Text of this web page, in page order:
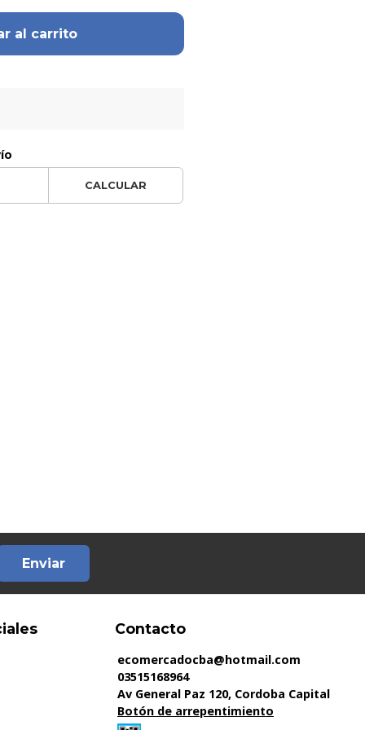
al carrito
CALCULAR
Enviar
Contacto
ecomercadocba@hotmail.com
03515168964
Av General Paz 120, Cordoba Capital
Botón de arrepentimiento